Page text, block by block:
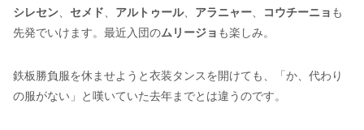
シレセン、 セメド、 アルトゥール、 アラニャー、 コウチーニョ も
先発でいけます。最近入団のムリージョ も楽しみ。
鉄板勝負服を休ませようと衣装タンスを開けても、「か、代わり
の服がない」と嘆いていた去年までとは違うのです。